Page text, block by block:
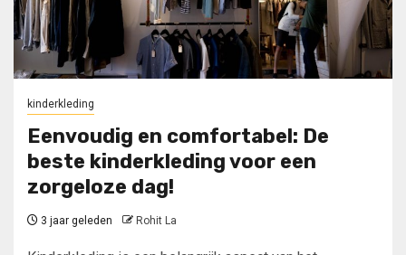
kinderkleding
Eenvoudig en comfortabel: De
beste kinderkleding voor een
zorgeloze dag!
3 jaar geleden Rohit La